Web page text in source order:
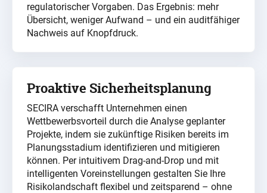
regulatorischer Vorgaben. Das Ergebnis: mehr
Übersicht, weniger Aufwand – und ein auditfähiger
Nachweis auf Knopfdruck.
Proaktive Sicherheitsplanung
SECIRA verschafft Unternehmen einen
Wettbewerbsvorteil durch die Analyse geplanter
Projekte, indem sie zukünftige Risiken bereits im
Planungsstadium identifizieren und mitigieren
können. Per intuitivem Drag-and-Drop und mit
intelligenten Voreinstellungen gestalten Sie Ihre
Risikolandschaft flexibel und zeitsparend – ohne